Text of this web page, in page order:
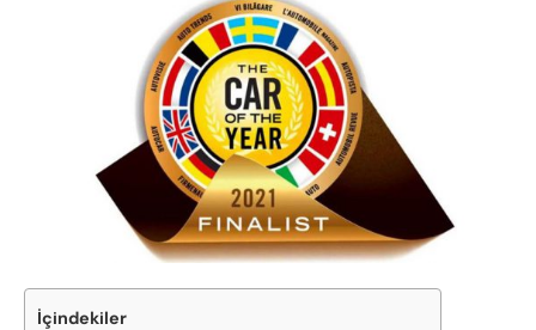
İçindekiler